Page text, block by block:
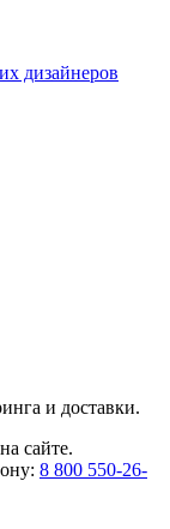
дизайнеров
и доставки.
сайте.
8 800 550-26-